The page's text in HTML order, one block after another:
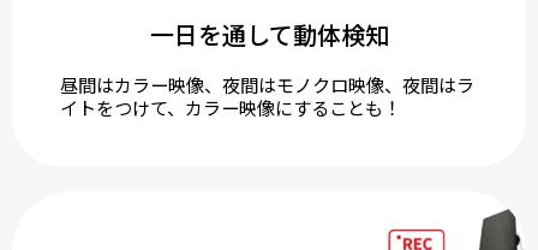
一日を通して動体検知
昼間はカラー映像、夜間はモノクロ映像、夜間はラ
イトをつけて、カラー映像にすることも！